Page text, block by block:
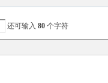
还可输入80 个字符